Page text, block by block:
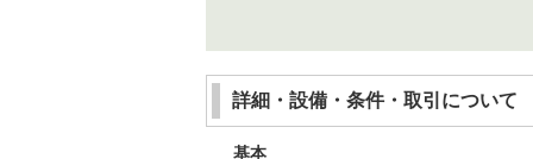
詳細・設備・条件・取引について
基本